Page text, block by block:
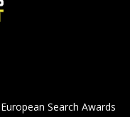
Search Awards